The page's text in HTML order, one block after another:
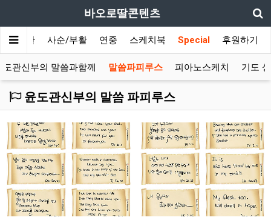
바오로딸콘텐츠
림/성탄 사순/부활 연중 스케치북 Special 후원하기
도관신부의 말씀과함께 말씀파피루스 피아노스케치 기도
윤도관신부의 말씀 파피루스